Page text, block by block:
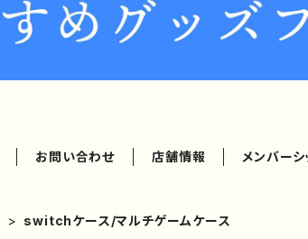
お問い合わせ 店舗情報 メンバーシ
switchケース/マルチゲームケース